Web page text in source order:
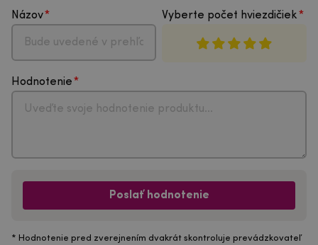
Názov Vyberte počet hviezdičiek
Hodnotenie
Poslať hodnotenie
* Hodnotenie pred zverejnením dvakrát skontroluje prevádzkovateľ